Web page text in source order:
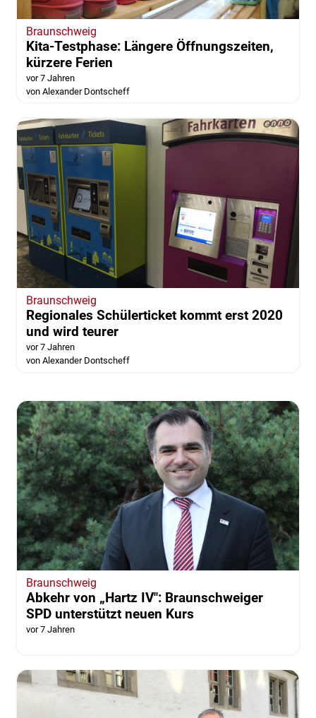
Braunschweig
Kita-Testphase: Längere Öffnungszeiten,
kürzere Ferien
vor 7 Jahren
von Alexander Dontscheff
Braunschweig
Regionales Schülerticket kommt erst 2020
und wird teurer
vor 7 Jahren
von Alexander Dontscheff
Braunschweig
Abkehr von „Hartz IV": Braunschweiger
SPD unterstützt neuen Kurs
vor 7 Jahren